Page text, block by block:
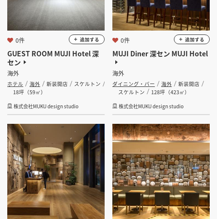
GUEST ROOM MUJI Hotel 深
セン
海外
ホテル 海外 新装開店
スケルトン
18坪（59㎡）
株式会社MUKU design studio
0件 追加する
MUJI Diner 深セン MUJI Hotel
海外
ダイニング・バー 海外
新装開店
スケルトン
128坪（423㎡）
株式会社MUKU design studio
0件 追加する